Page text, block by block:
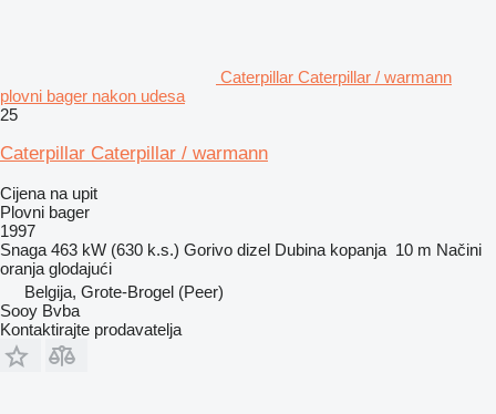
Caterpillar Caterpillar / warmann
plovni bager nakon udesa
25
Caterpillar Caterpillar / warmann
Cijena na upit
Plovni bager
1997
Snaga 463 kW (630 k.s.) Gorivo dizel Dubina kopanja 10 m Načini
oranja glodajući
Belgija, Grote-Brogel (Peer)
Sooy Bvba
Kontaktirajte prodavatelja